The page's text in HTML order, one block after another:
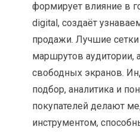
формирует влияние в
digital, создаёт
продажи. Лучшие сетки
маршрутов аудитории,
свободных экранов.
подбор, аналитика и
покупателей делают
инструментом,